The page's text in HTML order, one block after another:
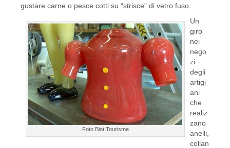
gustare carne o pesce cotti su “strisce” di vetro fuso.
Foto Biot Tourisme
Un
giro
nei
nego
zi
degli
artigi
ani
che
realiz
zano
anelli,
collan